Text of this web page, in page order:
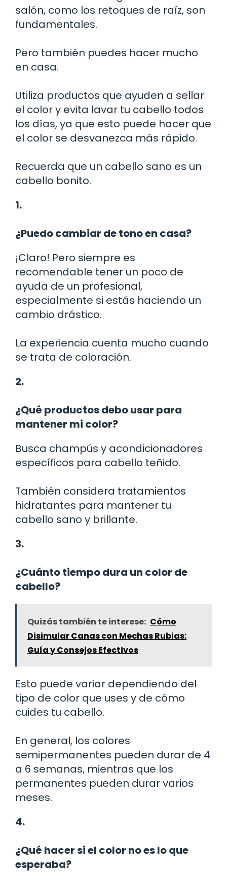
salón, como los retoques de raíz, son
fundamentales.
Pero también puedes hacer mucho
en casa.
Utiliza productos que ayuden a sellar
el color y evita lavar tu cabello todos
los días, ya que esto puede hacer que
el color se desvanezca más rápido.
Recuerda que un cabello sano es un
cabello bonito.
1.
¿Puedo cambiar de tono en casa?
¡Claro! Pero siempre es
recomendable tener un poco de
ayuda de un profesional,
especialmente si estás haciendo un
cambio drástico.
La experiencia cuenta mucho cuando
se trata de coloración.
2.
¿Qué productos debo usar para
mantener mi color?
Busca champús y acondicionadores
específicos para cabello teñido.
También considera tratamientos
hidratantes para mantener tu
cabello sano y brillante.
3.
¿Cuánto tiempo dura un color de
cabello?
Quizás también te interese: Cómo
Disimular Canas con Mechas Rubias:
Guía y Consejos Efectivos
Esto puede variar dependiendo del
tipo de color que uses y de cómo
cuides tu cabello.
En general, los colores
semipermanentes pueden durar de 4
a 6 semanas, mientras que los
permanentes pueden durar varios
meses.
4.
¿Qué hacer si el color no es lo que
esperaba?